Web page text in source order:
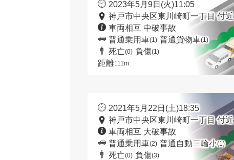
2023年5月9日(火)11:05
神戸市中央区東川崎町一丁目 付近
車両相互 中破事故
普通乗用車(1) 普通貨物車(1)
死亡(0) 負傷(1)
距離111m
2021年5月22日(土)18:35
神戸市中央区東川崎町一丁目 付近
車両相互 大破事故
普通乗用車(2) 普通自動二輪小(1)
死亡(0) 負傷(3)